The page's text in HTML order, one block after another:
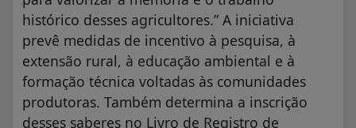
histórico desses agricultores.” A iniciativa
prevê medidas de incentivo à pesquisa, à
extensão rural, à educação ambiental e à
formação técnica voltadas às comunidades
produtoras. Também determina a inscrição
desses saberes no Livro de Registro de